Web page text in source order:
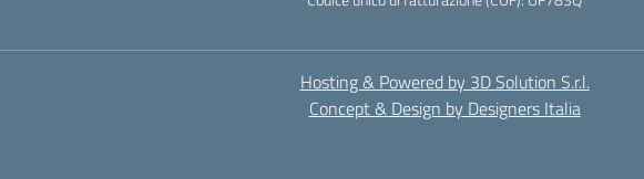
Hosting & Powered by 3D Solution S.r.l.
Concept & Design by Designers Italia